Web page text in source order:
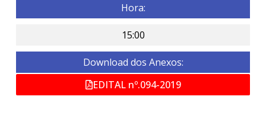
Hora:
15:00
Download dos Anexos:
EDITAL nº.094-2019